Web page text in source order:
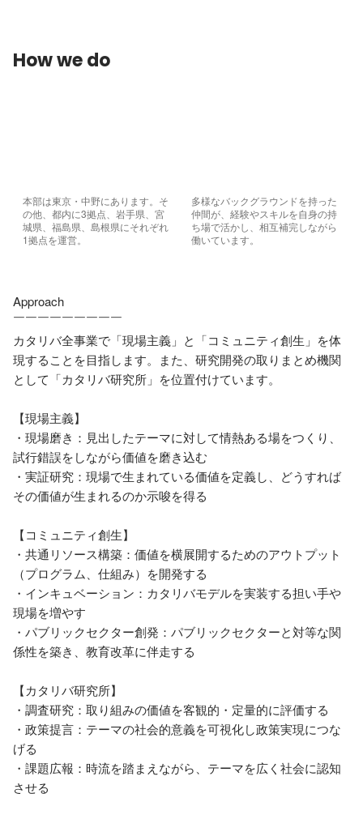
How we do
本部は東京・中野にあります。そ
の他、都内に3拠点、岩手県、宮
城県、福島県、島根県にそれぞれ
1拠点を運営。
多様なバックグラウンドを持った
仲間が、経験やスキルを自身の持
ち場で活かし、相互補完しながら
働いています。
Approach
￣￣￣￣￣￣￣￣￣
カタリバ全事業で「現場主義」と「コミュニティ創生」を体
現することを目指します。また、研究開発の取りまとめ機関
として「カタリバ研究所」を位置付けています。
【現場主義】
・現場磨き：見出したテーマに対して情熱ある場をつくり、
試行錯誤をしながら価値を磨き込む
・実証研究：現場で生まれている価値を定義し、どうすれば
その価値が生まれるのか示唆を得る
【コミュニティ創生】
・共通リソース構築：価値を横展開するためのアウトプット
（プログラム、仕組み）を開発する
・インキュベーション：カタリバモデルを実装する担い手や
現場を増やす
・パブリックセクター創発：パブリックセクターと対等な関
係性を築き、教育改革に伴走する
【カタリバ研究所】
・調査研究：取り組みの価値を客観的・定量的に評価する
・政策提言：テーマの社会的意義を可視化し政策実現につな
げる
・課題広報：時流を踏まえながら、テーマを広く社会に認知
させる